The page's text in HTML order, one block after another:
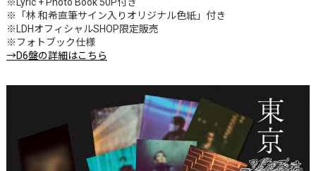
※「林 和希直筆サイン入りオリジナル色紙」付き
※LDHオフィシャルSHOP限定販売
※フォトブック仕様
→D6盤の詳細はこちら